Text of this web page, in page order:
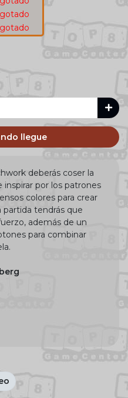
llegue
deberás coser la
por los patrones
colores para crear
partida tendrás que
además de un
para combinar